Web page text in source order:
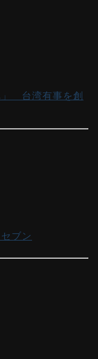
」 台湾有事を創
ブン